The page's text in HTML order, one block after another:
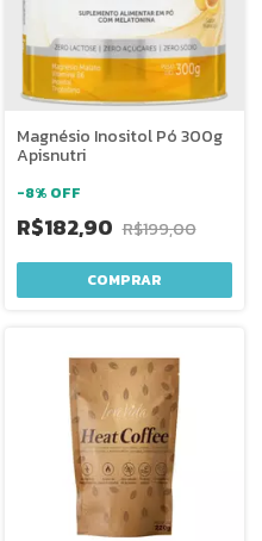
Magnésio Inositol Pó 300g
Apisnutri
-8% OFF
R$182,90 R$199,00